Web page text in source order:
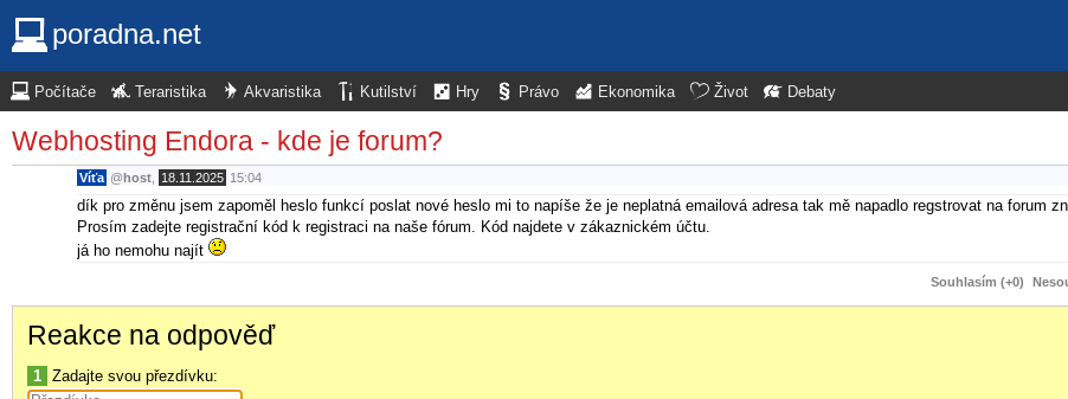
poradna.net
Počítače Teraristika Akvaristika Kutilství Hry Právo Ekonomika Život Debaty
Webhosting Endora - kde je forum?
Víťa @host 18.11.2025 15:04
dík pro změnu jsem zapoměl heslo funkcí poslat nové heslo mi to napíše že je neplatná emailová adresa tak mě napadlo regstrovat na forum
Prosím zadejte registrační kód k registraci na naše fórum. Kód najdete v zákaznickém účtu.
já ho nemohu najít
Souhlasím (+0)
Reakce na odpověď
1 Zadajte svou přezdívku: